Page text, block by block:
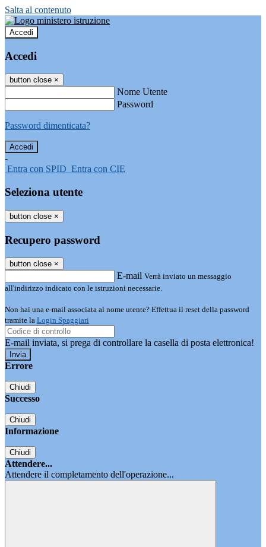
Salta al contenuto
Accedi
Accedi
button close ×
Nome Utente
Password
Password dimenticata?
-
Entra con SPID Entra con CIE
Seleziona utente
button close ×
Recupero password
button close ×
E-mail Verrà inviato un messaggio
all'indirizzo indicato con le istruzioni necessarie.
Non hai una e-mail associata al nome utente? Effettua il reset della password
tramite la Login Spaggiari
E-mail inviata, si prega di controllare la casella di posta elettronica!
Errore
Chiudi
Successo
Chiudi
Informazione
Chiudi
Attendere...
Attendere il completamento dell'operazione...